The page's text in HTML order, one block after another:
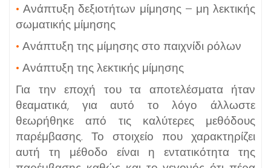
•Ανάπτυξη δεξιοτήτων μίμησης – μη λεκτικής
σωματικής μίμησης
• Ανάπτυξη της μίμησης στο παιχνίδι ρόλων
• Ανάπτυξη της λεκτικής μίμησης
Για την εποχή του τα αποτελέσματα ήταν
θεαματικά, για αυτό το λόγο άλλωστε
θεωρήθηκε από τις καλύτερες μεθόδους
παρέμβασης. Το στοιχείο που χαρακτηρίζει
αυτή τη μέθοδο είναι η εντατικότητα της